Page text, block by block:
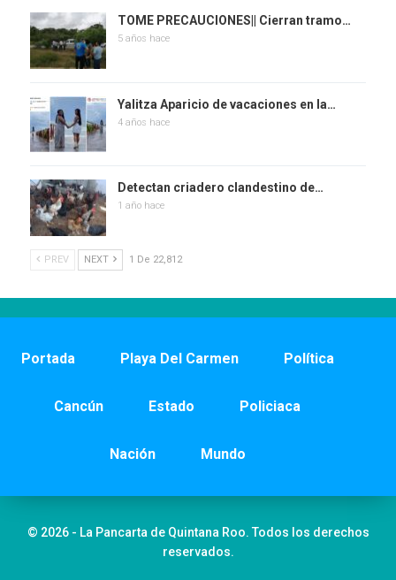
TOME PRECAUCIONES|| Cierran tramo…
5 años hace
Yalitza Aparicio de vacaciones en la…
4 años hace
Detectan criadero clandestino de…
1 año hace
PREV NEXT 1 De 22,812
Portada Playa Del Carmen Política
Cancún Estado Policiaca
Nación Mundo
© 2026 - La Pancarta de Quintana Roo. Todos los derechos
reservados.